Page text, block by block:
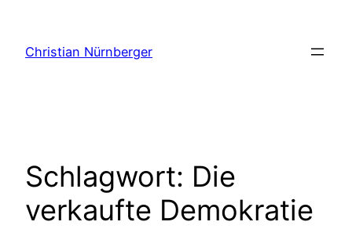
springen
Christian Nürnberger
Schlagwort: Die
verkaufte Demokratie